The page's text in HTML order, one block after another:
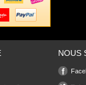
NOUS